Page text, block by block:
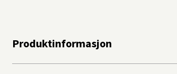
Produktinformasjon